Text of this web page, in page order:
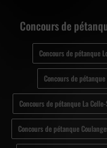
Concours de
Concours de pétanque
Concours de
Concours de pétanque La
Concours de pétanque